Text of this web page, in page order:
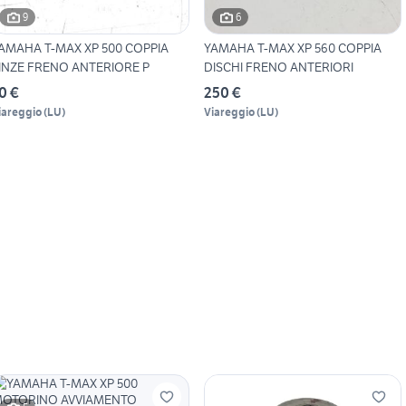
9
T-MAX XP 500 COPPIA
FRENO ANTERIORE P
€
(LU)
6
YAMAHA T-MAX XP 560 COPPIA
DISCHI FRENO ANTERIORI
250 €
Viareggio(LU)